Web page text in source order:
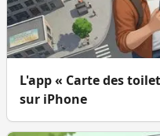
L'app « Carte des
sur iPhone